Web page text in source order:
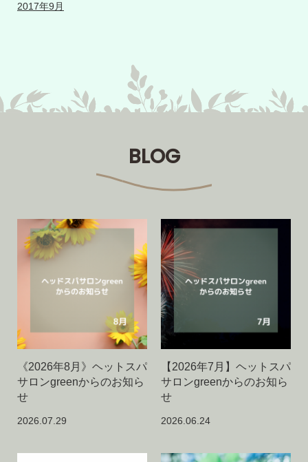
2017年9月
BLOG
《2026年8月》ヘットスパ
サロンgreenからのお知ら
せ
2026.07.29
【2026年7月】ヘットスパ
サロンgreenからのお知ら
せ
2026.06.24